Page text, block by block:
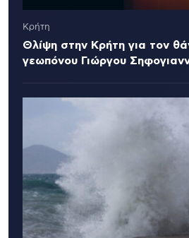
Κρήτη
Θλίψη στην Κρήτη για τον
γεωπόνου Γιώργου